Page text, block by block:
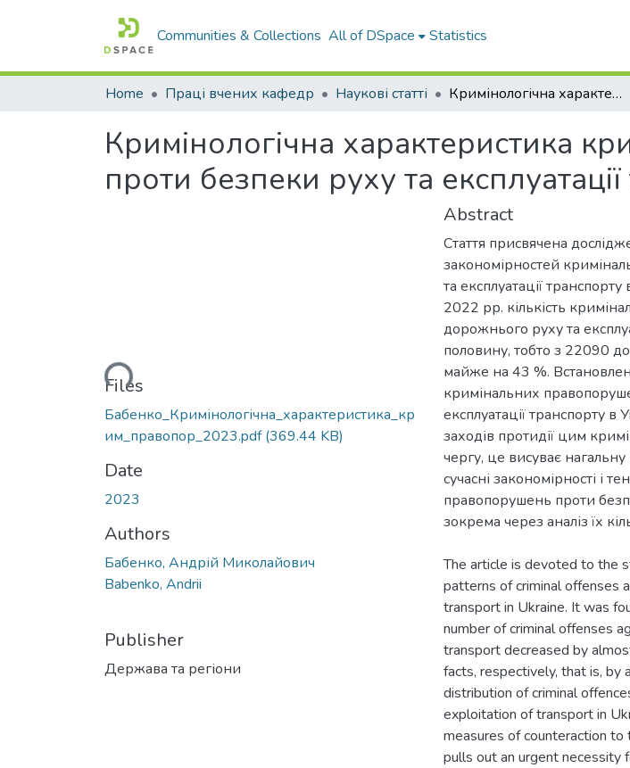
Communities & Collections All of DSpace Statistics
Home Праці вчених кафедр Наукові статті Кримінологічна характеристика кримінальних правопорушень проти безпеки руху та експлуатації транспорту в Україні
Кримінологічна характеристика
проти безпеки руху та
Loading...
Files
Бабенко_Кримінологічна_характеристика_кр
им_правопор_2023.pdf(369.44 KB)
Date
2023
Authors
Бабенко, Андрій Миколайович
Babenko, Andrii
Publisher
Держава та регіони
Abstract
Стаття присвячена
закономірностей
та експлуатації
2022 рр. кількість
дорожнього руху та
половину, тобто з 22090
майже на 43 %.
кримінальних
експлуатації транспорту в
заходів протидії цим
чергу, це висуває
сучасні закономірності і
правопорушень проти
зокрема через аналіз їх
The article is devoted to the
patterns of criminal offenses
transport in Ukraine. It was
number of criminal offenses
transport decreased by
facts, respectively, that is,
distribution of criminal
exploitation of transport in
measures of counteraction
pulls out an urgent